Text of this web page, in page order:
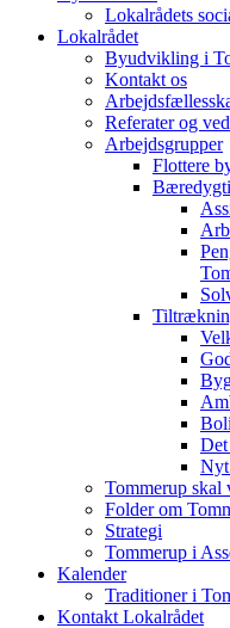
Lokalrådets
Lokalrådet
Byudvikling i
Kontakt os
Referater og
Arbejdsgrupper
Flottere
Nyt
Tommerup
Folder om
Strategi
Tommerup i
Kalender
Traditioner i
Kontakt Lokalrådet